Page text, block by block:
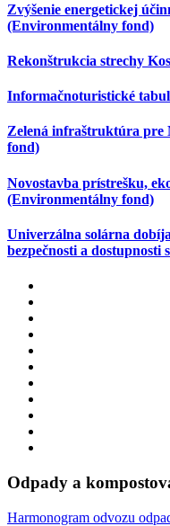
Zvýšenie energetickej
(Environmentálny fond)
Rekonštrukcia strechy
Informačnoturistické
Zelená infraštruktúra pre
fond)
Novostavba prístrešku,
(Environmentálny fond)
Univerzálna solárna
bezpečnosti a dostupnosti
Odpady a
Harmonogram odvozu